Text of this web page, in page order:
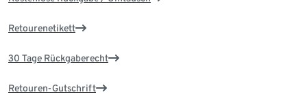
Retourenetikett
30 Tage Rückgaberecht
Retouren-Gutschrift